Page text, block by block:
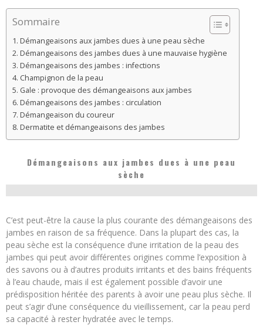
Sommaire
Démangeaisons aux jambes dues à une peau sèche
Démangeaisons des jambes dues à une mauvaise hygiène
Démangeaisons des jambes : infections
Champignon de la peau
Gale : provoque des démangeaisons aux jambes
Démangeaisons des jambes : circulation
Démangeaison du coureur
Dermatite et démangeaisons des jambes
Démangeaisons aux jambes dues à une peau
sèche
C’est peut-être la cause la plus courante des démangeaisons des
jambes en raison de sa fréquence. Dans la plupart des cas, la
peau sèche est la conséquence d’une irritation de la peau des
jambes qui peut avoir différentes origines comme l’exposition à
des savons ou à d’autres produits irritants et des bains fréquents
à l’eau chaude, mais il est également possible d’avoir une
prédisposition héritée des parents à avoir une peau plus sèche. Il
peut s’agir d’une conséquence du vieillissement, car la peau perd
sa capacité à rester hydratée avec le temps.